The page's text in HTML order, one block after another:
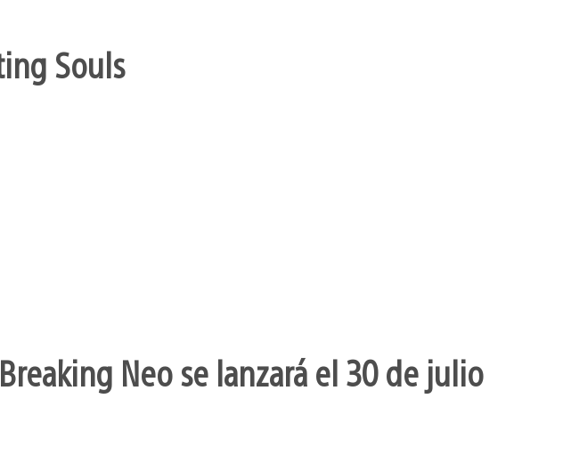
Souls
Neo se lanzará el 30 de julio